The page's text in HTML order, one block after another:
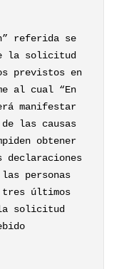
referida se
la solicitud
previstos en
al cual “En
manifestar
las causas
obtener
declaraciones
personas
últimos
solicitud